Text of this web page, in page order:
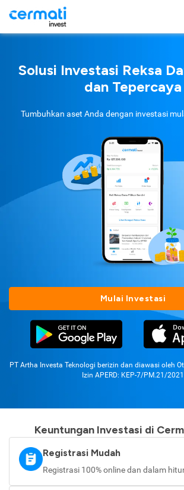
Solusi Investasi Reksa
dan Tepercaya
Tumbuhkan aset Anda dengan investasi
Mulai Investasi
PT Artha Investa Teknologi berizin dan diawasi oleh
Izin APERD: KEP-7/PM.21/2021
Keuntungan Investasi di
Registrasi Mudah
Registrasi 100% online dan dalam